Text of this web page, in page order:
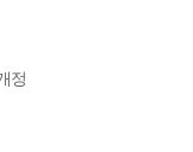
정